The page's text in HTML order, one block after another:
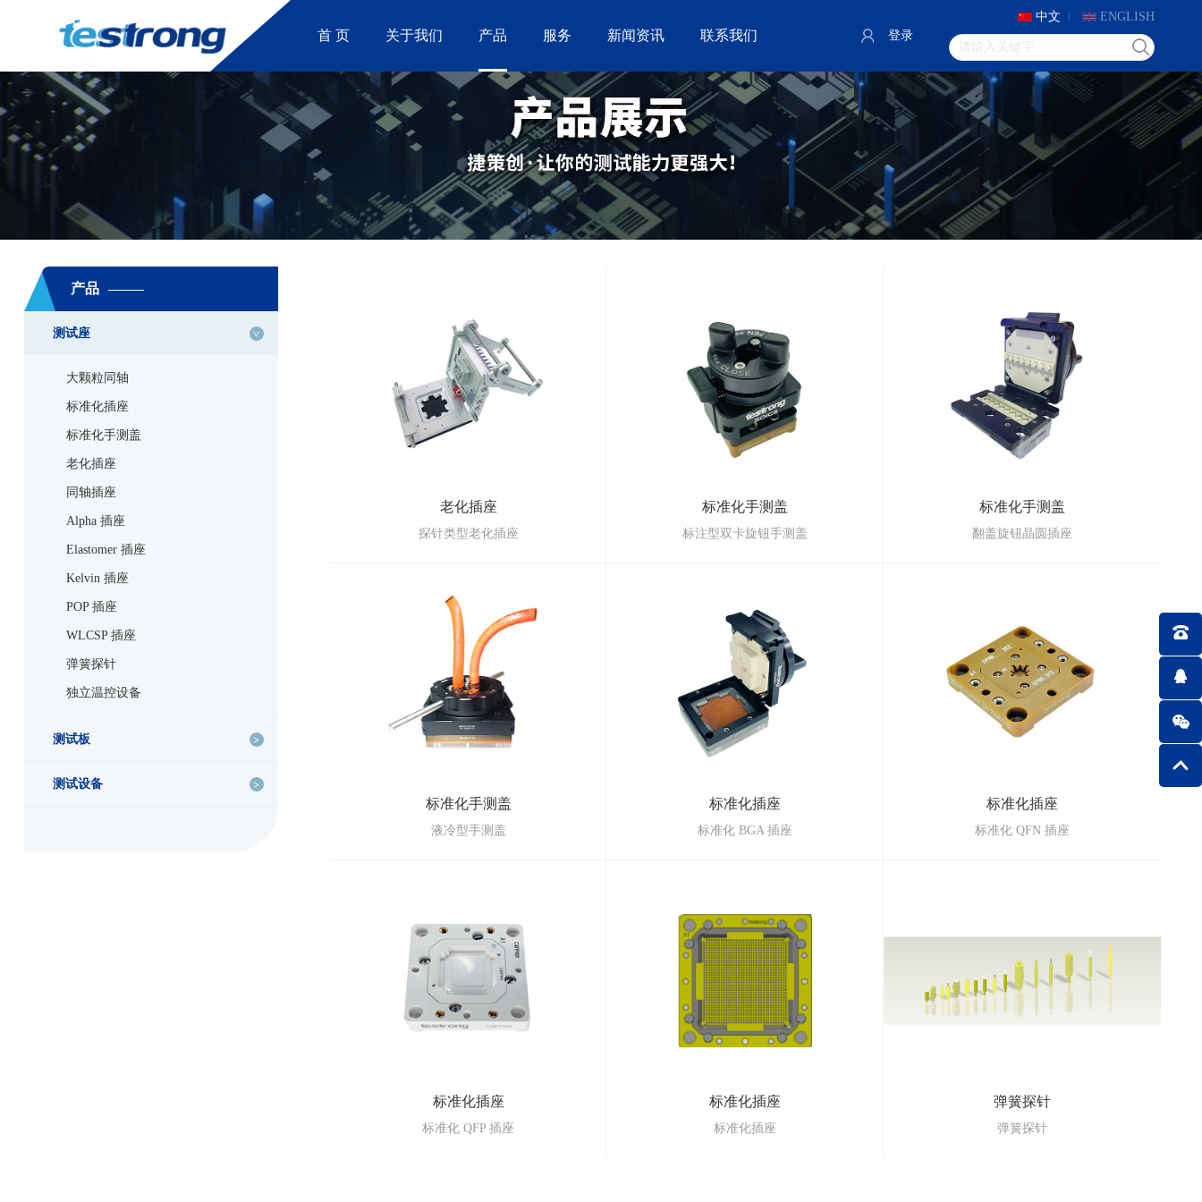
首 页 关于我们 产品 服务 新闻资讯 联系我们 登录
中文 ENGLISH
产品
测试座
大颗粒同轴
标准化插座
标准化手测盖
老化插座
同轴插座
Alpha 插座
Elastomer 插座
Kelvin 插座
POP 插座
WLCSP 插座
弹簧探针
独立温控设备
测试板
测试设备
老化插座
探针类型老化插座
标准化手测盖
标注型双卡旋钮手测盖
标准化手测盖
翻盖旋钮晶圆插座
标准化手测盖
液冷型手测盖
标准化插座
标准化 BGA 插座
标准化插座
标准化 QFN 插座
标准化插座
标准化 QFP 插座
标准化插座
标准化插座
弹簧探针
弹簧探针